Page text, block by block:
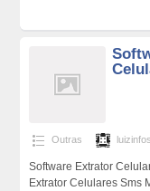
Outras
Software Extrator
Extrator Celulares Sms